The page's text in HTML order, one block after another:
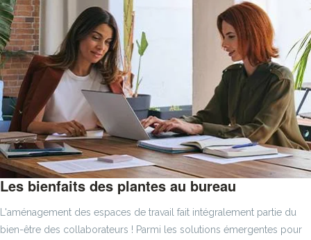
Les bienfaits des plantes au bureau
L'aménagement des espaces de travail fait intégralement partie du
bien-être des collaborateurs ! Parmi les solutions émergentes pour